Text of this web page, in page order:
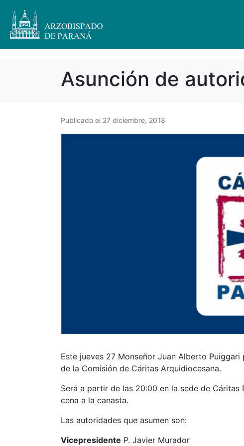
Asunción de
Publicado el 27 diciembre, 2018
Este jueves 27 Monseñor Juan Alberto
de la Comisión de Cáritas Arquidiocesana.
Será a partir de las 20:00 en la sede de Cáritas
cena a la canasta.
Las autoridades que asumen son:
Vicepresidente P. Javier Murador